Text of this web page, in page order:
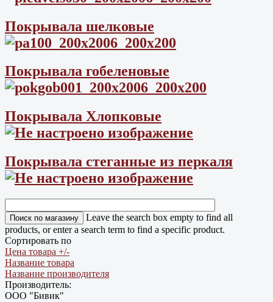
Покрывала шелковые
Покрывала гобеленовые
Покрывала Хлопковые
Покрывала стеганные из перкаля
Leave the search box empty to find all
products, or enter a search term to find a specific product.
Сортировать по
Цена товара +/-
Название товара
Название производителя
Производитель:
ООО "Бивик"